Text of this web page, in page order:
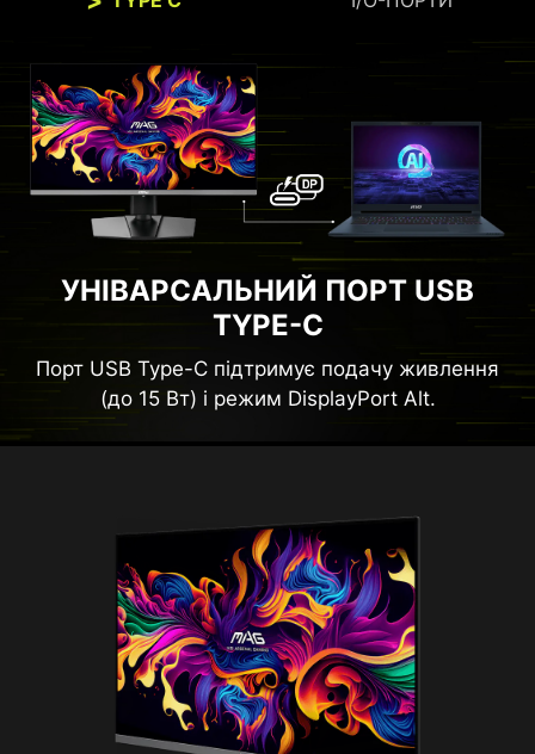
УНІВАРСАЛЬНИЙ ПОРТ USB
TYPE-C
Порт USB Type-C підтримує подачу живлення
(до 15 Вт) і режим DisplayPort Alt.
Діагональ26.5"
Тип матриціQD-OLED
Співвідношення сторін16:9
Роздільна здатність3840 x 2160 (UHD)